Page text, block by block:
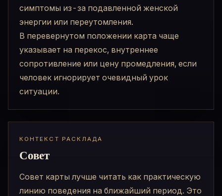
симптомы из-за подавленной женской
энергии или переутомления.
В перевернутом положении карта чаще
указывает на перекос, внутреннее
сопротивление или цену промедления, если
человек игнорирует очевидный урок
ситуации.
КОНТЕКСТ РАСКЛАДА
Совет
Совет карты лучше читать как практическую
линию поведения на ближайший период. Это